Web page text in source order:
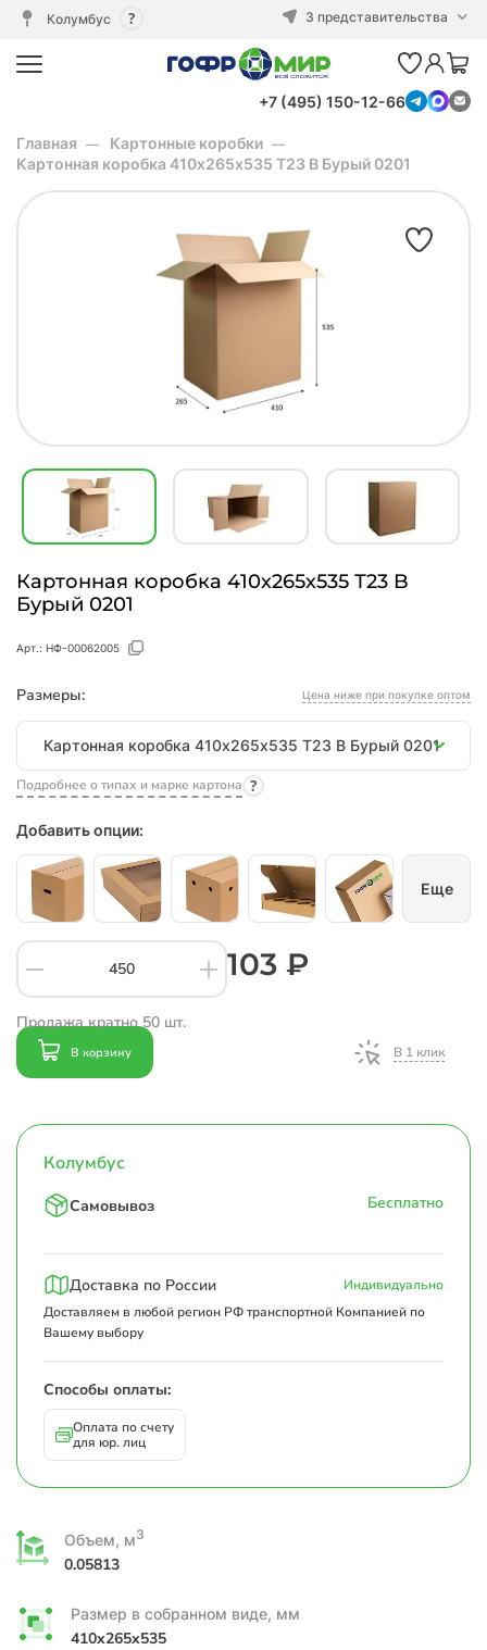
Колумбус 3 представительства
+7 (495) 150-12-66
Главная
Картонные коробки
Картонная коробка 410х265х535 Т23 B Бурый 0201
Картонная коробка 410х265х535 Т23 B
Бурый 0201
Арт.: НФ-00062005
Размеры: Цена ниже при покупке оптом
Размеры
Картонная коробка 410х265х535 Т23 B Бурый 0201
Подробнее о типах и марке картона
Добавить опции:
Еще
Продажа кратно 50 шт.
103 ₽
В корзину В 1 клик
Колумбус
Самовывоз Бесплатно
Доставка по России
Индивидуально
Доставляем в любой регион РФ транспортной Компанией по
Вашему выбору
Способы оплаты:
Оплата по счету
для юр. лиц
Объем, м3
0.05813
Размер в собранном виде, мм
410x265x535